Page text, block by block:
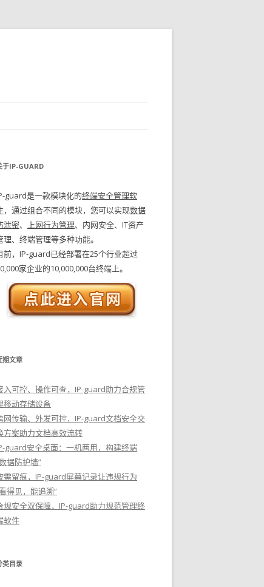
于IP-GUARD
guard是一款模块化的终端安全管理软
，通过组合不同的模块，您可以实现数据
泄密、 上网行为管理、内网安全、IT资产
理、终端管理等多种功能。
前，IP-guard已经部署在25个行业超过
家企业的10,000,000台终端上。
期文章
入可控、操作可查，IP-guard助力合规管
移动存储设备
网传输、外发可控，IP-guard文档安全交
方案助力文档高效流转
guard安全桌面：一机两用，构建终端
据防护墙”
需留痕，IP-guard屏幕记录让违规行为
得见，能追溯”
规安全双保障，IP-guard助力规范管理终
软件
类目录